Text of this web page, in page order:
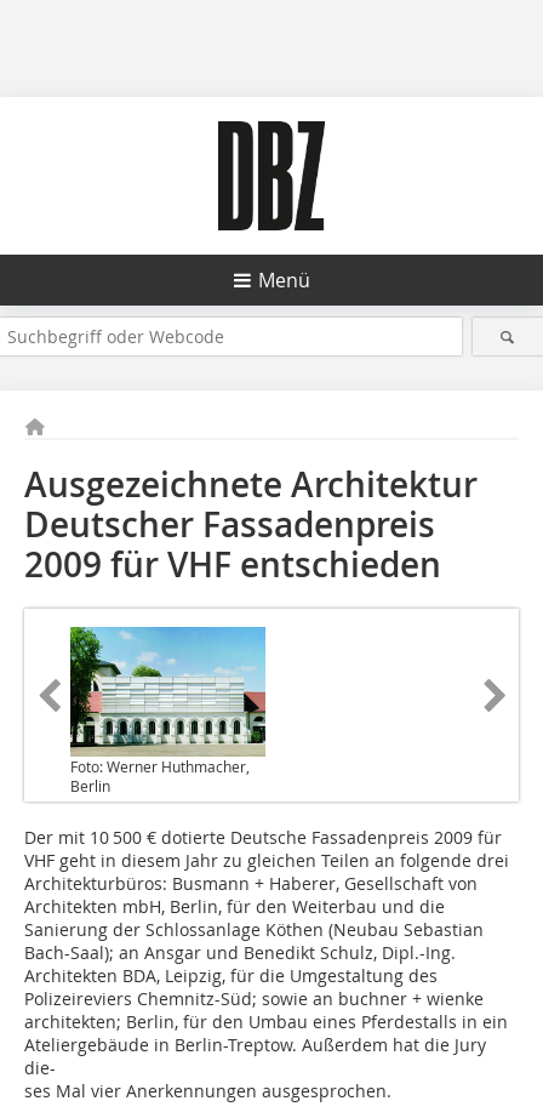
Menü
Ausgezeichnete Architektur
Deutscher Fassadenpreis
2009 für VHF entschieden
Foto: Werner Huthmacher,
Berlin
Der mit 10 500 € dotierte Deutsche Fassadenpreis 2009 für
VHF geht in diesem Jahr zu gleichen Teilen an folgende drei
Architekturbüros: Busmann + Haberer, Gesellschaft von
Architekten mbH, Berlin, für den Weiterbau und die
Sanierung der Schlossanlage Köthen (Neubau Sebastian
Bach-Saal); an Ansgar und Benedikt Schulz, Dipl.-Ing.
Architekten BDA, Leipzig, für die Umgestaltung des
Polizeireviers Chemnitz-Süd; sowie an buchner + wienke
architekten; Berlin, für den Umbau eines Pferdestalls in ein
Ateliergebäude in Berlin-Treptow. Außerdem hat die Jury
die-
ses Mal vier Anerkennungen ausgesprochen.